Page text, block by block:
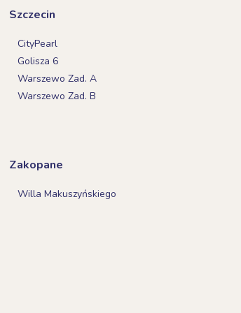
Szczecin
CityPearl
Golisza 6
Warszewo Zad. A
Warszewo Zad. B
Zakopane
Willa Makuszyńskiego